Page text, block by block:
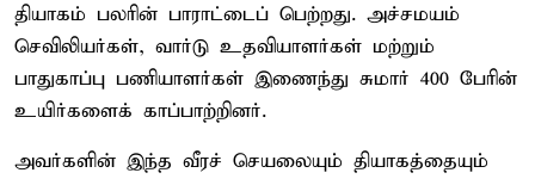
தியாகம் பலரின் பாராட்டைப் பெற்றது. அச்சமயம்
செவிலியர்கள், வார்டு உதவியாளர்கள் மற்றும்
பாதுகாப்பு பணியாளர்கள் இணைந்து சுமார் 400 பேரின்
உயிர்களைக் காப்பாற்றினர்.
அவர்களின் இந்த வீரச் செயலையும் தியாகத்தையும்